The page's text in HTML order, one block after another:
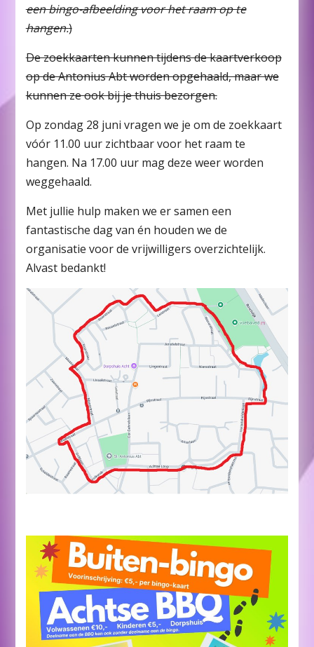
een bingo-afbeelding voor het raam op te
hangen.)
De zoekkaarten kunnen tijdens de kaartverkoop
op de Antonius Abt worden opgehaald, maar we
kunnen ze ook bij je thuis bezorgen.
Op zondag 28 juni vragen we je om de zoekkaart
vóór 11.00 uur zichtbaar voor het raam te
hangen. Na 17.00 uur mag deze weer worden
weggehaald.
Met jullie hulp maken we er samen een
fantastische dag van én houden we de
organisatie voor de vrijwilligers overzichtelijk.
Alvast bedankt!